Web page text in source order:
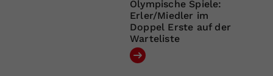
Olympische Spiele:
Erler/Miedler im
Doppel Erste auf der
Warteliste